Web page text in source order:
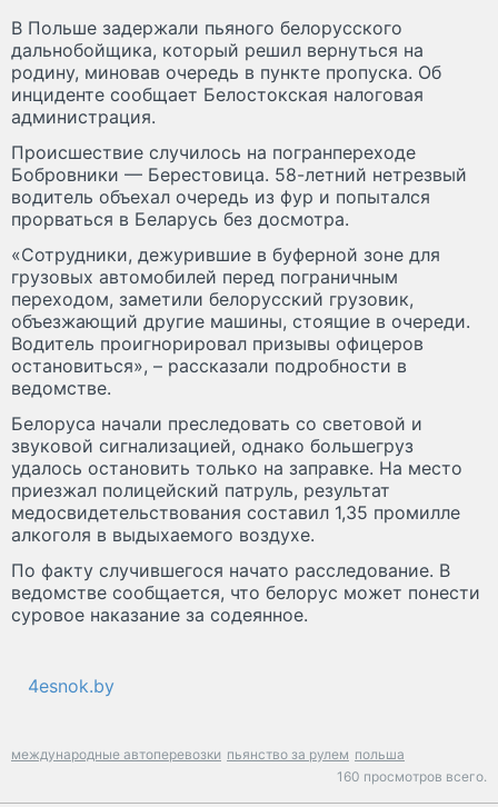
В Польше задержали пьяного белорусского
дальнобойщика, который решил вернуться на
родину, миновав очередь в пункте пропуска. Об
инциденте сообщает Белостокская налоговая
администрация.
Происшествие случилось на погранпереходе
Бобровники — Берестовица. 58-летний нетрезвый
водитель объехал очередь из фур и попытался
прорваться в Беларусь без досмотра.
«Сотрудники, дежурившие в буферной зоне для
грузовых автомобилей перед пограничным
переходом, заметили белорусский грузовик,
объезжающий другие машины, стоящие в очереди.
Водитель проигнорировал призывы офицеров
остановиться», – рассказали подробности в
ведомстве.
Белоруса начали преследовать со световой и
звуковой сигнализацией, однако большегруз
удалось остановить только на заправке. На место
приезжал полицейский патруль, результат
медосвидетельствования составил 1,35 промилле
алкоголя в выдыхаемого воздухе.
По факту случившегося начато расследование. В
ведомстве сообщается, что белорус может понести
суровое наказание за содеянное.
4esnok.by
международные автоперевозки пьянство за рулем польша
160 просмотров всего.